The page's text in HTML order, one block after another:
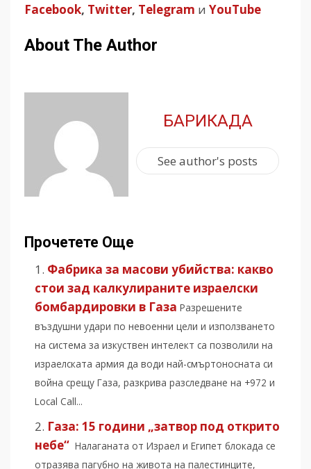
Facebook, Twitter, Telegram и YouTube
About The Author
БАРИКАДА
See author's posts
Прочетете Още
Фабрика за масови убийства: какво
стои зад калкулираните израелски
бомбардировки в Газа Разрешените
въздушни удари по невоенни цели и използването
на система за изкуствен интелект са позволили на
израелската армия да води най-смъртоносната си
война срещу Газа, разкрива разследване на +972 и
Local Call...
Газа: 15 години „затвор под открито
небе“ Налаганата от Израел и Египет блокада се
отразява пагубно на живота на палестинците,